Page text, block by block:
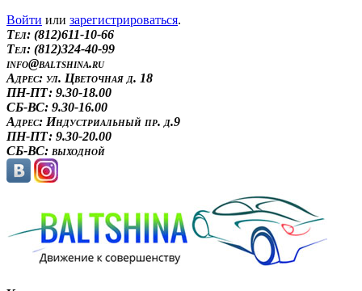
Войти или зарегистрироваться.
Tел: (812)611-10-66
Tел: (812)324-40-99
info@baltshina.ru
Адрес: ул. Цветочная д. 18
ПН-ПТ: 9.30-18.00
СБ-ВС: 9.30-16.00
Адрес: Индустриальный пр. д.9
ПН-ПТ: 9.30-20.00
СБ-ВС: выходной